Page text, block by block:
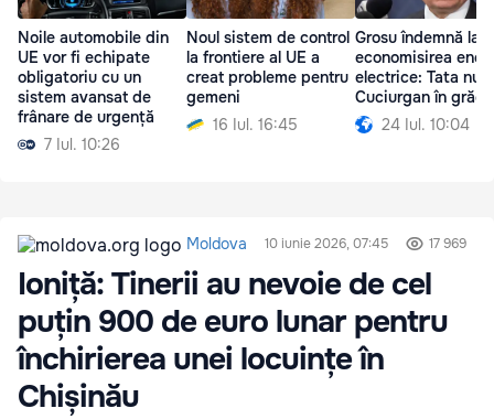
Noile automobile din
UE vor fi echipate
obligatoriu cu un
sistem avansat de
frânare de urgență
7 Iul. 10:26
Noul sistem de control
la frontiere al UE a
creat probleme pentru
gemeni
16 Iul. 16:45
Grosu îndemnă la
economisirea
electrice: Tata nu
Cuciurgan în
24 Iul. 10:04
Moldova 10 iunie 2026, 07:45 17 969
Ioniță: Tinerii au nevoie de cel
puțin 900 de euro lunar pentru
închirierea unei locuințe în
Chișinău